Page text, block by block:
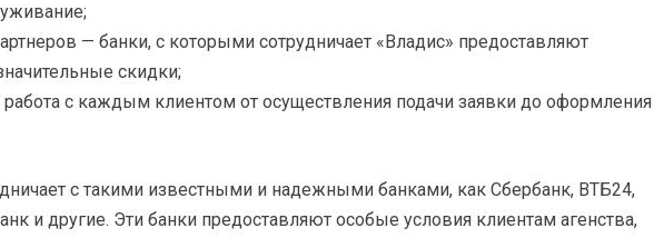
— банки, с которыми сотрудничает «Владис» предоставляют
скидки;
с каждым клиентом от осуществления подачи заявки до оформления
с такими известными и надежными банками, как Сбербанк, ВТБ24,
и другие. Эти банки предоставляют особые условия клиентам агенства,